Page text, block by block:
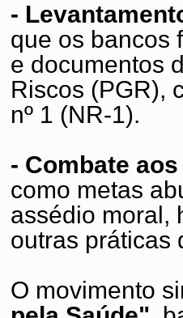
-
que os bancos
e documentos
Riscos (PGR),
nº 1 (NR-1).
- Combate
como metas
assédio moral,
outras práticas
O movimento